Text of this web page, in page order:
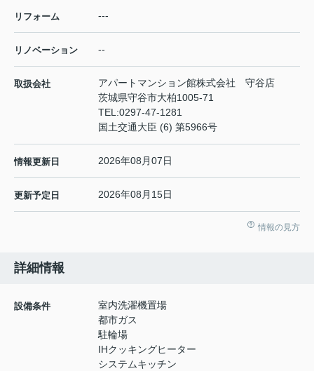
リフォーム ---
リノベーション --
取扱会社
アパートマンション館株式会社 守谷店
茨城県守谷市大柏1005-71
TEL:0297-47-1281
国土交通大臣 (6) 第5966号
情報更新日 2026年08月07日
更新予定日 2026年08月15日
情報の見方
詳細情報
設備条件
室内洗濯機置場
都市ガス
駐輪場
IHクッキングヒーター
システムキッチン